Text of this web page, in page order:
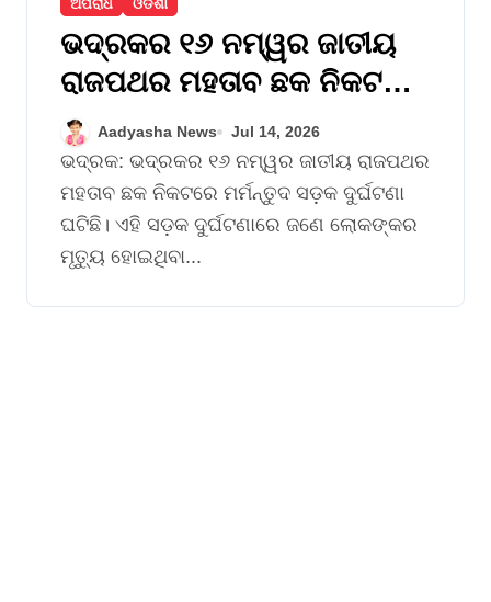
ଅପରାଧ ଓଡିଶା
ଭଦ୍ରକର ୧୬ ନମ୍ୱର ଜାତୀୟ
ରାଜପଥର ମହତାବ ଛକ ନିକଟରେ
ମର୍ମନ୍ତୁଦ ସଡ଼କ ଦୁର୍ଘଟଣା : ଜଣେ
ମୃତ, ୨ ଗୁରୁତର
Aadyasha News Jul 14, 2026
ଭଦ୍ରକ: ଭଦ୍ରକର ୧୬ ନମ୍ୱର ଜାତୀୟ ରାଜପଥର
ମହତାବ ଛକ ନିକଟରେ ମର୍ମନ୍ତୁଦ ସଡ଼କ ଦୁର୍ଘଟଣା
ଘଟିଛି। ଏହି ସଡ଼କ ଦୁର୍ଘଟଣାରେ ଜଣେ ଲୋକଙ୍କର
ମୃତ୍ୟୁ ହୋଇଥିବା...